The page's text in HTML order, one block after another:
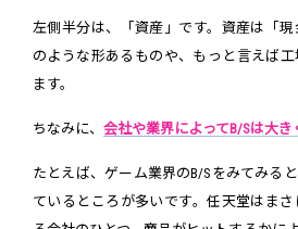
左側半分は、「資産」です。資産は「現
のような形あるものや、もっと言えば
ます。
ちなみに、 会社や業界によってB/Sは大き
たとえば、ゲーム業界のB/Sをみてみる
ているところが多いです。任天堂はま